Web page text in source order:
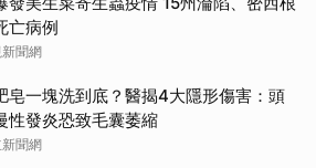
亡病例
新聞網
皂一塊洗到底？醫揭4大隱形傷害：頭
性發炎恐致毛囊萎縮
新聞網